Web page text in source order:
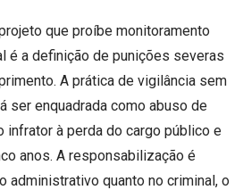
que proíbe monitoramento
é a definição de punições severas
A prática de vigilância sem
ser enquadrada como abuso de
infrator à perda do cargo público e
anos. A responsabilização é
administrativo quanto no criminal, o